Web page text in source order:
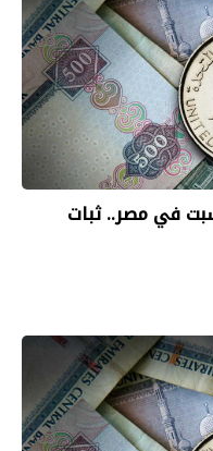
في مصر.. ثبات